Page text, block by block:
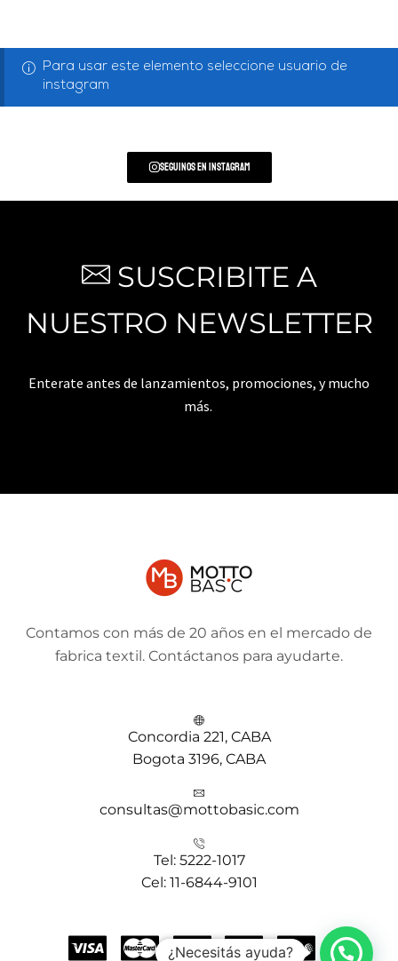
Para usar este elemento seleccione usuario de
instagram
Seguinos en Instagram
SUSCRIBITE A
NUESTRO NEWSLETTER
Enterate antes de lanzamientos, promociones, y mucho
más.
Contamos con más de 20 años en el mercado de
fabrica textil. Contáctanos para ayudarte.
Concordia 221, CABA
Bogota 3196, CABA
consultas@mottobasic.com
Tel: 5222-1017
Cel: 11-6844-9101
¿Necesitás ayuda?